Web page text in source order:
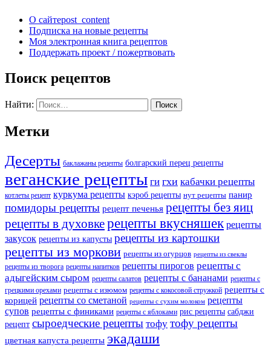
О сайтеpost_content
Подписка на новые рецепты
Моя электронная книга рецептов
Поддержать проект / пожертвовать
Поиск рецептов
Найти:
Метки
Десерты баклажаны рецепты болгарский перец рецепты
веганские рецепты ги гхи кабачки рецепты
котлеты рецепт куркума рецепты кэроб рецепты нут рецепты панир
помидоры рецепты рецепт печенья рецепты без яиц
рецепты в духовкерецепты вкусняшек рецепты
закусок рецепты из капусты рецепты из картошки
рецепты из моркови рецепты из огурцов рецепты из свеклы
рецепты из творога рецепты напитков рецепты пирогов рецепты с
адыгейским сыром рецепты салатов рецепты с бананами рецепты с
грецкими орехами рецепты с изюмом рецепты с кокосовой стружкой рецепты с
корицей рецепты со сметаной рецепты с сухим молоком рецепты
супов рецепты с финиками рецепты с яблоками рис рецепты сабджи
рецепт сыроедческие рецепты тофу тофу рецепты
цветная капуста рецепты экадаши